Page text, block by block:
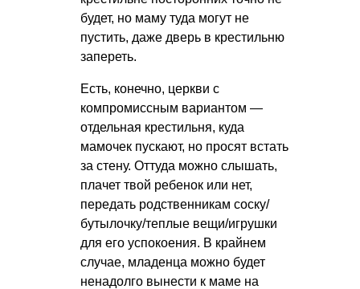
будет, но маму туда могут не
пустить, даже дверь в крестильню
запереть.
Есть, конечно, церкви с
компромиссным вариантом —
отдельная крестильня, куда
мамочек пускают, но просят встать
за стену. Оттуда можно слышать,
плачет твой ребенок или нет,
передать родственникам соску/
бутылочку/теплые вещи/игрушки
для его успокоения. В крайнем
случае, младенца можно будет
ненадолго вынести к маме на